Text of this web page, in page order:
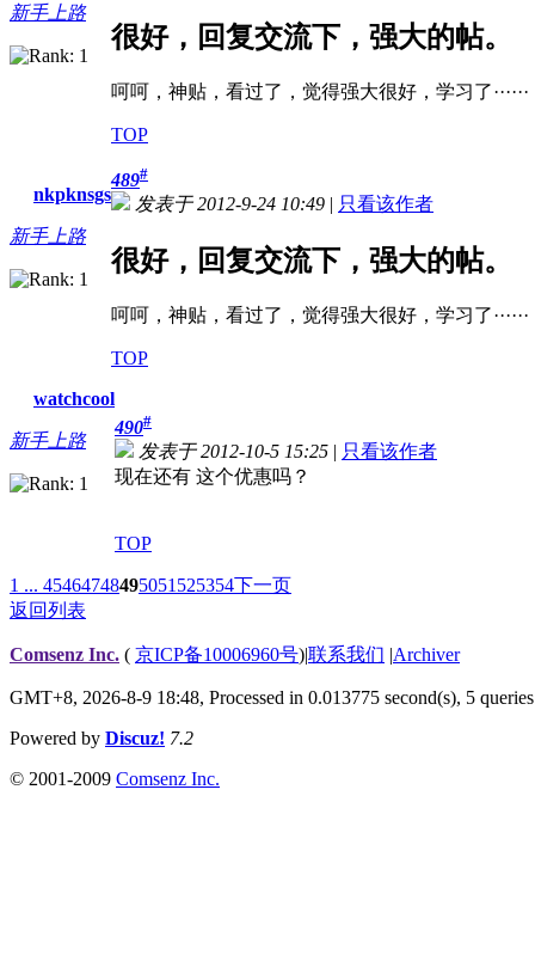
新手上路
很好，回复交流下，强大的帖。
呵呵，神贴，看过了，觉得强大很好，学习了······
TOP
nkpknsgs
新手上路
489#
发表于 2012-9-24 10:49 | 只看该作者
很好，回复交流下，强大的帖。
呵呵，神贴，看过了，觉得强大很好，学习了······
TOP
watchcool
新手上路
490#
发表于 2012-10-5 15:25 | 只看该作者
现在还有 这个优惠吗？
TOP
1 ... 45464748495051 525354下一页
返回列表
Comsenz Inc. ( 京ICP备10006960号)|联系我们 |Archiver
GMT+8, 2026-8-9 18:48, Processed in 0.013775 second(s), 5 queries
Powered by Discuz! 7.2
© 2001-2009 Comsenz Inc.